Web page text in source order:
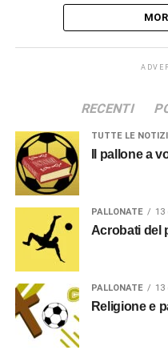
RECENTI
TUTTE LE
Il pallone a
PALLONATE 13
Acrobati del
PALLONATE 13
Religione e